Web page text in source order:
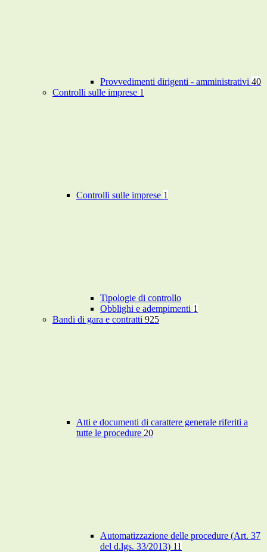
Provvedimenti dirigenti - amministrativi 40
Controlli sulle imprese 1
Controlli sulle imprese 1
Tipologie di controllo
Obblighi e adempimenti 1
Bandi di gara e contratti 925
Atti e documenti di carattere generale riferiti a
tutte le procedure 20
Automatizzazione delle procedure (Art. 37
del d.lgs. 33/2013) 11